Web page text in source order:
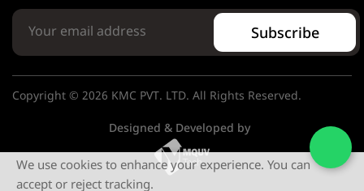
Subscribe
Copyright © 2026 KMC PVT. LTD. All Rights Reserved.
Designed & Developed by
We use cookies to enhance your experience. You can
accept or reject tracking.